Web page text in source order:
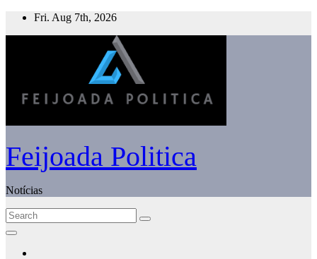
Skip
Fri. Aug 7th, 2026
Feijoada Politica
Notícias